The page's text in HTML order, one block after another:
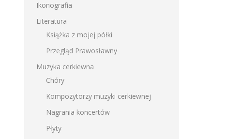
Ikonografia
Literatura
Książka z mojej półki
Przegląd Prawosławny
Muzyka cerkiewna
Chóry
Kompozytorzy muzyki cerkiewnej
Nagrania koncertów
Płyty